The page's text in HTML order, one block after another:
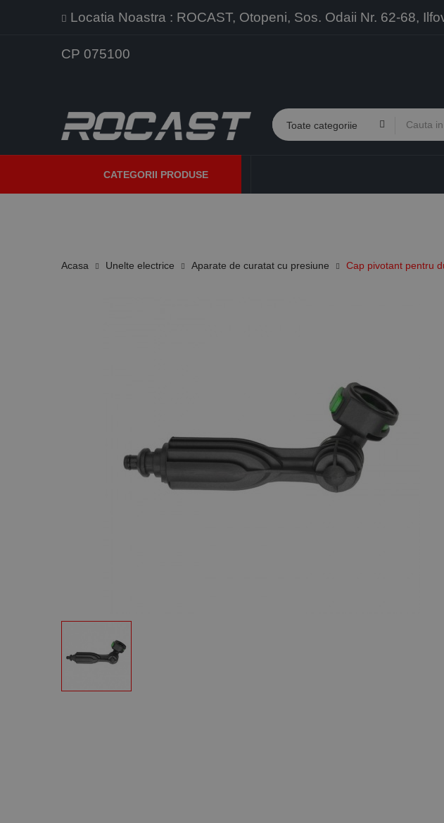
Locatia Noastra : ROCAST, Otopeni, Sos. Odaii Nr. 62-68,
CP 075100
CATEGORII PRODUSE
Acasa Unelte electrice Aparate de curatat cu presiune Cap pivotant pentru